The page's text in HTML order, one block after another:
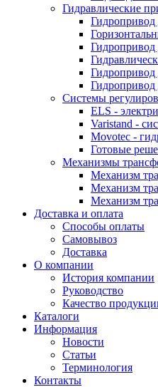
Гидравлические
Гидропривод
Гидропривод
Гидропривод
Гидропривод
Системы
ELS -
Varistand -
Movotec -
Готовые
Механизмы
Механизм
Механизм
Механизм
Доставка и оплата
Способы оплаты
Самовывоз
Доставка
О компании
История компании
Руководство
Качество
Каталоги
Информация
Новости
Статьи
Терминология
Контакты